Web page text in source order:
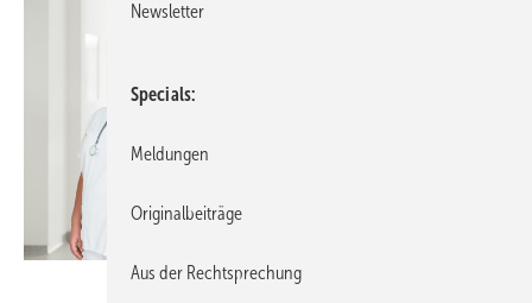
Newsletter
Specials
Meldungen
Originalbeiträge
Aus der Rechtsprechung